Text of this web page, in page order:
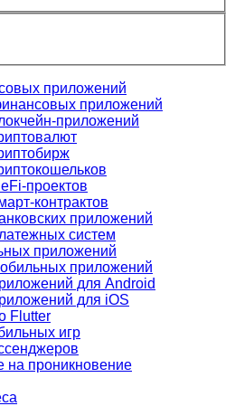
приложений
приложений
приложений
проектов
контрактов
приложений
систем
приложений
приложений
для Android
для iOS
Flutter
игр
на проникновение